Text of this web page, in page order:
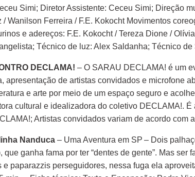
Simi; Diretor Assistente: Ceceu Simi; Direção
/ Wanilson Ferreira / F.E. Kokocht Movimentos
e adereços: F.E. Kokocht / Tereza Dione /
Técnico de luz: Alex Saldanha; Técnico de
DECLAMA! – O SARAU DECLAMA! é um
apresentação de artistas convidados e microfone
e arte por meio de um espaço seguro e
cultural e idealizadora do coletivo DECLAMA!.
Artistas convidados variam de acordo com
Nanduca – Uma Aventura em SP – Dois
que ganha fama por ter “dentes de gente”. Mas
e paparazzis perseguidores, nessa fuga ela